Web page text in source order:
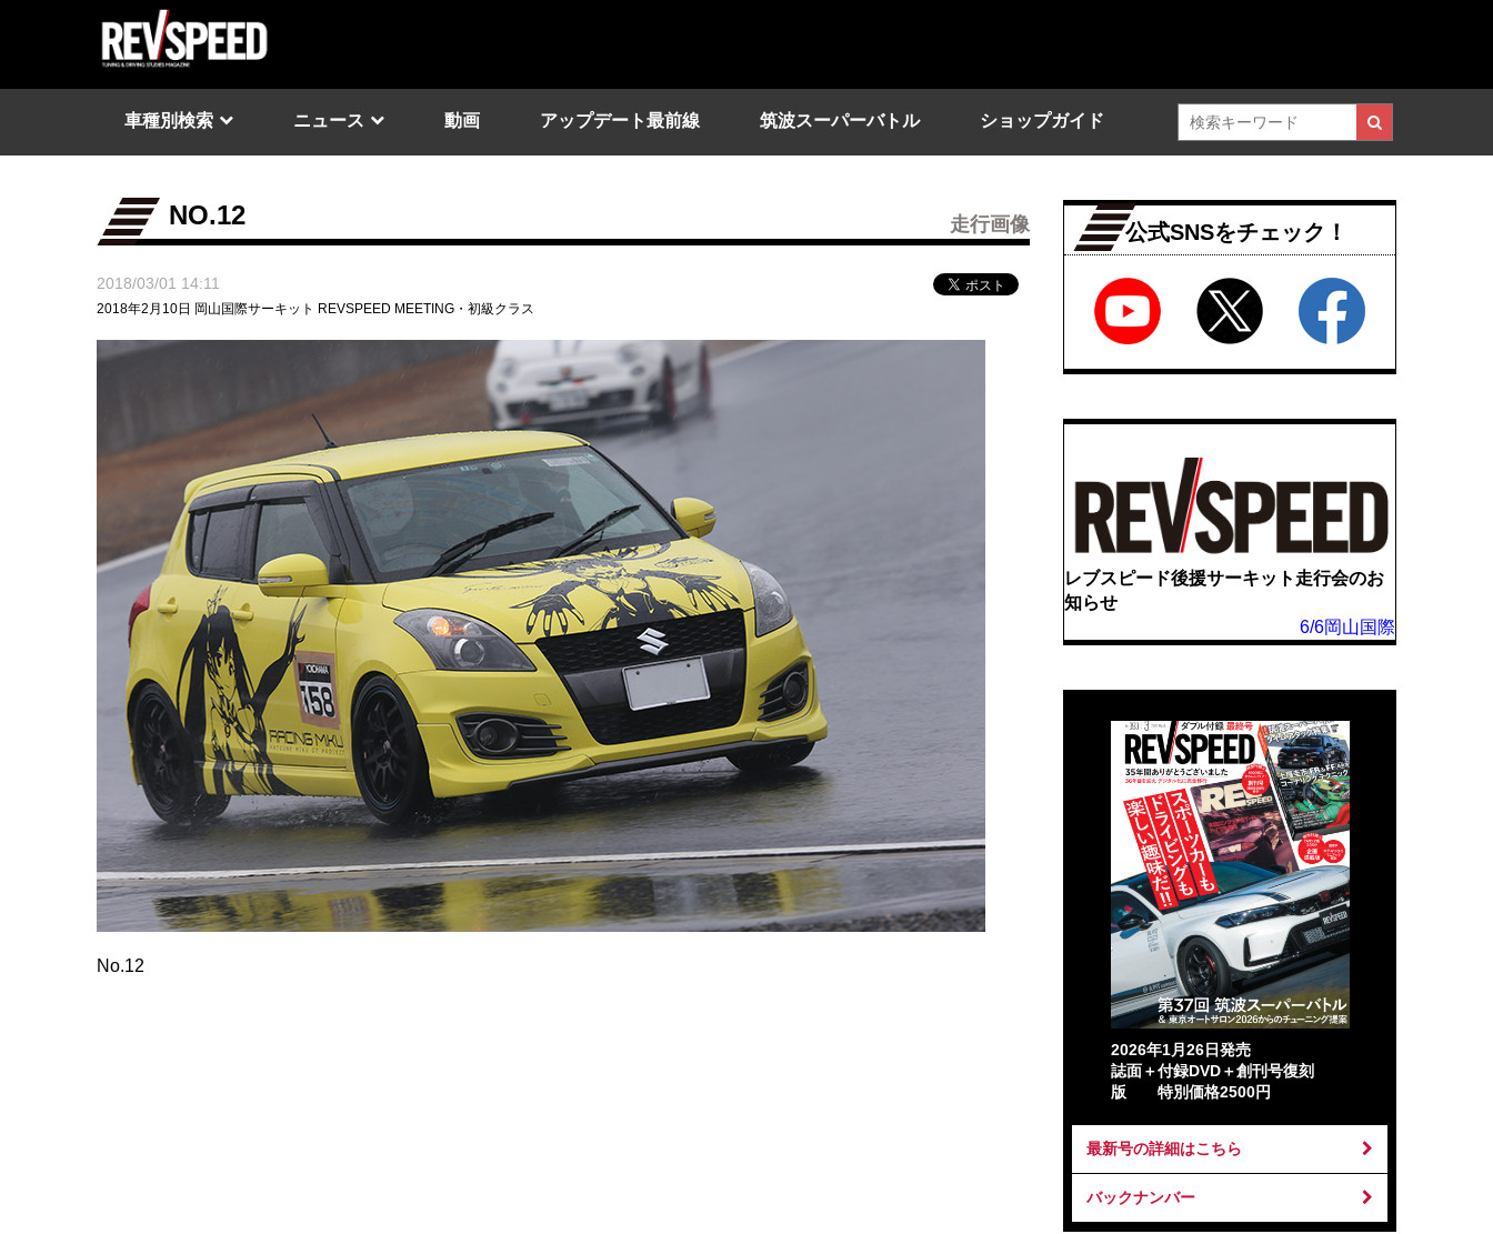
車種別検索 ニュース 動画 アップデート最前線 筑波スーパーバトル ショップガイド
NO.12 走行画像
2018/03/01 14:11
2018年2月10日 岡山国際サーキット REVSPEED MEETING・初級クラス
No.12
公式SNSをチェック！
レブスピード後援サーキット走行会のお
知らせ
6/6岡山国際
2026年1月26日発売
誌面＋付録DVD＋創刊号復刻
版 特別価格2500円
最新号の詳細はこちら
バックナンバー